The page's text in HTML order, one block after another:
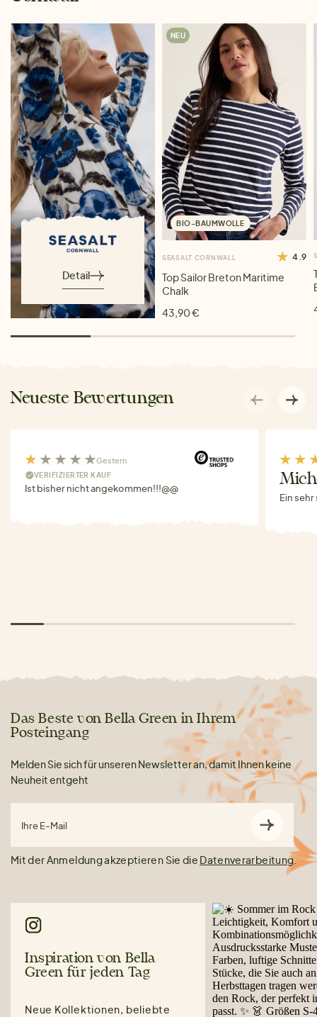
Detail
NEU
BIO-BAUMWOLLE
SEASALT CORNWALL 4.9
Top Sailor Breton Maritime
Chalk
43,90 €
Neueste Bewertungen
Gestern
VERIFIZIERTER KAUF
Ist bisher nicht angekommen!!!@@
Ein
Das Beste von Bella Green in Ihrem
Posteingang
Melden Sie sich für unseren Newsletter an, damit Ihnen keine
Neuheit entgeht
Ihre E-Mail
Mit der Anmeldung akzeptieren Sie die Datenverarbeitung.
Inspiration von Bella
Green für jeden Tag
Neue Kollektionen, beliebte